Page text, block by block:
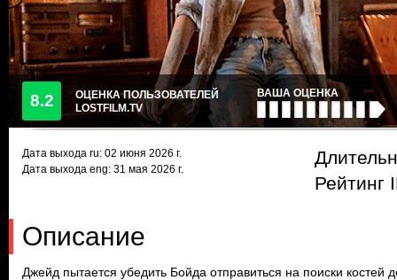
8.2
ОЦЕНКА ПОЛЬЗОВАТЕЛЕЙ
LOSTFILM.TV
ВАША ОЦЕНКА
Дата выхода ru: 02 июня 2026 г.
Дата выхода eng: 31 мая 2026 г.
Рейтинг
Описание
Джейд пытается убедить Бойда отправиться на поиски костей